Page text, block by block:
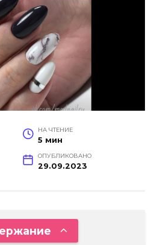
НА ЧТЕНИЕ
5 мин
ОПУБЛИКОВАНО
29.09.2023